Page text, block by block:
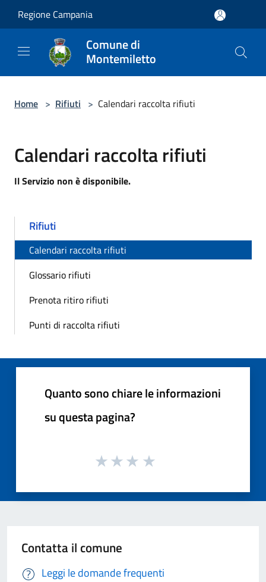
Regione Campania
Comune di
Montemiletto
Home > Rifiuti > Calendari raccolta rifiuti
Calendari raccolta rifiuti
Il Servizio non è disponibile.
Rifiuti
Calendari raccolta rifiuti
Glossario rifiuti
Prenota ritiro rifiuti
Punti di raccolta rifiuti
Quanto sono chiare le informazioni
su questa pagina?
Contatta il comune
Leggi le domande frequenti